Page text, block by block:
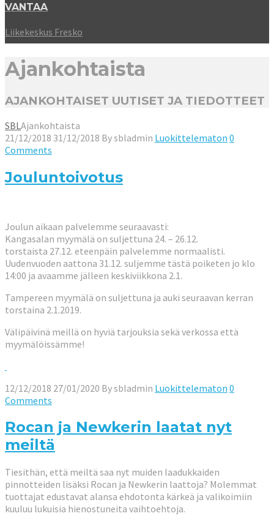
VANTAA
Liikekeskus Fresko
Ajankohtaista
AJANKOHTAISET UUTISET JA TIEDOTTEET
SBL Ajankohtaista
21/12/2018 31/12/2018 Bysbladmin Luokittelematon 0
Comments
Jouluntoivotus
Joulun aikaan palvelemme seuraavasti:
Kangasalan myymälä on suljettuna 24. – 26.12.
torstaista 27.12. eteenpäin palvelemme normaalisti.
Uudenvuoden aattona 31.12. suljemme tästä poiketen jo klo
14:00 ja avaamme jälleen keskiviikkona 2.1.
Tampereen myymälä on suljettuna ja auki seuraavan kerran
torstaina 2.1.2019.
Välipäivinä meillä on hyviä tarjouksia sekä verkossa että
myymälöissämme!
12/12/2018 27/01/2020 Bysbladmin Luokittelematon 0
Comments
Rocan ja Newkerin laatat nyt
meiltä
Tiesithän, että meiltä saa nyt muiden laadukkaiden
pinnotteiden lisäksi Rocan ja Newkerin laattoja? Molemmat
tuottajat edustavat alansa ehdotonta kärkeä ja valikoimiin
kuuluu lukuisia hienostuneita vaihtoehtoja.